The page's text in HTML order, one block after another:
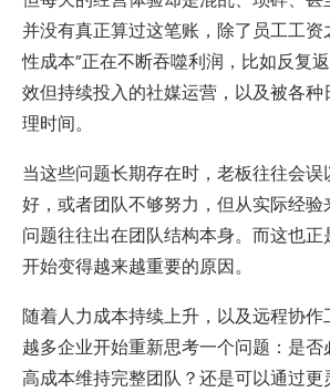
并没有真正算过这笔账，除了员工工资
性成本”正在不断吞噬利润，比如反复
效但持续投入的社媒运营，以及被各种
理时间。
当这些问题长期存在时，老板往往会误
好，或者团队不够努力，但从实际经
问题往往出在团队结构本身。而这也正
开始变得越来越重要的原因。
随着人力成本持续上升，以及远程协
越多企业开始重新思考一个问题：是
高成本维持完整团队？还是可以通过